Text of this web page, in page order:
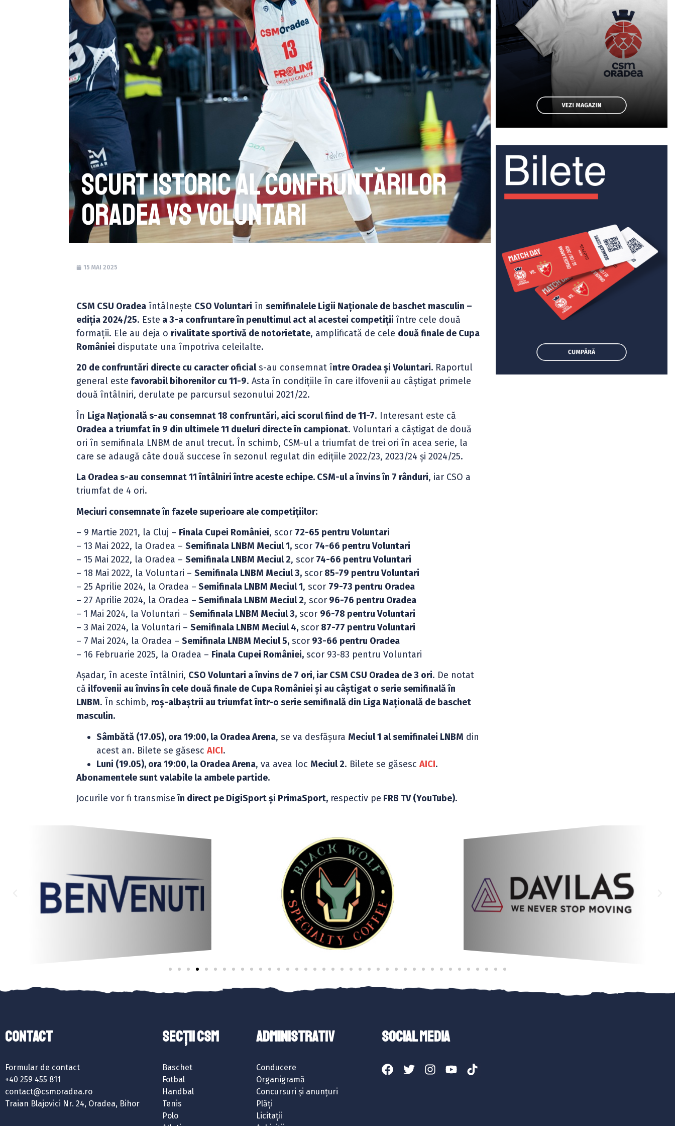
Scurt istoric al confruntărilor
Oradea vs Voluntari
15 MAI 2025
CSM CSU Oradea întâlnește CSO Voluntari însemifinalele Ligii Naționale de baschet masculin –
ediția 2024/25. Este a 3-a confruntare în penultimul act al acestei competiții între cele două
formații. Ele au deja o rivalitate sportivă de notorietate, amplificată de cele două finale de Cupa
României disputate una împotriva celeilalte.
20 de confruntări directe cu caracter oficials-au consemnat între Oradea și Voluntari. Raportul
general este favorabil bihorenilor cu 11-9. Asta în condițiile în care ilfovenii au câștigat primele
două întâlniri, derulate pe parcursul sezonului 2021/22.
În Liga Națională s-au consemnat 18 confruntări, aici scorul fiind de 11-7. Interesant este că
Oradea a triumfat în 9 din ultimele 11 dueluri directe în campionat. Voluntari a câștigat de două
ori în semifinala LNBM de anul trecut. În schimb, CSM-ul a triumfat de trei ori în acea serie, la
care se adaugă câte două succese în sezonul regulat din edițiile 2022/23, 2023/24 și 2024/25.
La Oradea s-au consemnat 11 întâlniri între aceste echipe. CSM-ul a învins în 7 rânduri, iar CSO a
triumfat de 4 ori.
Meciuri consemnate în fazele superioare ale competițiilor:
– 9 Martie 2021, la Cluj – Finala Cupei României, scor 72-65 pentru Voluntari
– 13 Mai 2022, la Oradea –Semifinala LNBM Meciul 1, scor 74-66 pentru Voluntari
– 15 Mai 2022, la Oradea –Semifinala LNBM Meciul 2, scor 74-66 pentru Voluntari
– 18 Mai 2022, la Voluntari –Semifinala LNBM Meciul 3, scor 85-79 pentru Voluntari
– 25 Aprilie 2024, la Oradea – Semifinala LNBM Meciul 1, scor 79-73 pentru Oradea
– 27 Aprilie 2024, la Oradea – Semifinala LNBM Meciul 2, scor 96-76 pentru Oradea
– 1 Mai 2024, la Voluntari – Semifinala LNBM Meciul 3, scor 96-78 pentru Voluntari
– 3 Mai 2024, la Voluntari –Semifinala LNBM Meciul 4, scor 87-77 pentru Voluntari
– 7 Mai 2024, la Oradea –Semifinala LNBM Meciul 5, scor 93-66 pentru Oradea
– 16 Februarie 2025, la Oradea – Finala Cupei României, scor 93-83 pentru Voluntari
Așadar, în aceste întâlniri, CSO Voluntari a învins de 7 ori, iar CSM CSU Oradea de 3 ori. De notat
că ilfovenii au învins în cele două finale de Cupa României și au câștigat o serie semifinală în
LNBM. În schimb, roș-albaștrii au triumfat într-o serie semifinală din Liga Națională de baschet
masculin.
Sâmbătă (17.05), ora 19:00, la Oradea Arena, se va desfășura Meciul 1 al semifinalei LNBM din
acest an. Bilete se găsescAICI.
Luni (19.05), ora 19:00, la Oradea Arena, va avea loc Meciul 2. Bilete se găsescAICI.
Abonamentele sunt valabile la ambele partide.
Jocurile vor fi transmiseîn direct pe DigiSport și PrimaSport, respectiv pe FRB TV (YouTube).
Contact
Formular de contact
+40 259 455 811
contact@csmoradea.ro
Traian Blajovici Nr. 24, Oradea, Bihor
SECȚII CSM
Baschet
Fotbal
Handbal
Tenis
Polo
ADMINISTRATIV
Conducere
Organigramă
Concursuri și anunțuri
Plăți
Licitații
SOCIAL MEDIA